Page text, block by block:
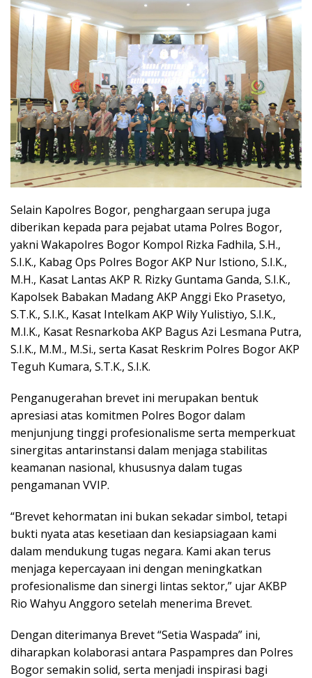
Selain Kapolres Bogor, penghargaan serupa juga
diberikan kepada para pejabat utama Polres Bogor,
yakni Wakapolres Bogor Kompol Rizka Fadhila, S.H.,
S.I.K., Kabag Ops Polres Bogor AKP Nur Istiono, S.I.K.,
M.H., Kasat Lantas AKP R. Rizky Guntama Ganda, S.I.K.,
Kapolsek Babakan Madang AKP Anggi Eko Prasetyo,
S.T.K., S.I.K., Kasat Intelkam AKP Wily Yulistiyo, S.I.K.,
M.I.K., Kasat Resnarkoba AKP Bagus Azi Lesmana Putra,
S.I.K., M.M., M.Si., serta Kasat Reskrim Polres Bogor AKP
Teguh Kumara, S.T.K., S.I.K.
Penganugerahan brevet ini merupakan bentuk
apresiasi atas komitmen Polres Bogor dalam
menjunjung tinggi profesionalisme serta memperkuat
sinergitas antarinstansi dalam menjaga stabilitas
keamanan nasional, khususnya dalam tugas
pengamanan VVIP.
“Brevet kehormatan ini bukan sekadar simbol, tetapi
bukti nyata atas kesetiaan dan kesiapsiagaan kami
dalam mendukung tugas negara. Kami akan terus
menjaga kepercayaan ini dengan meningkatkan
profesionalisme dan sinergi lintas sektor,” ujar AKBP
Rio Wahyu Anggoro setelah menerima Brevet.
Dengan diterimanya Brevet “Setia Waspada” ini,
diharapkan kolaborasi antara Paspampres dan Polres
Bogor semakin solid, serta menjadi inspirasi bagi